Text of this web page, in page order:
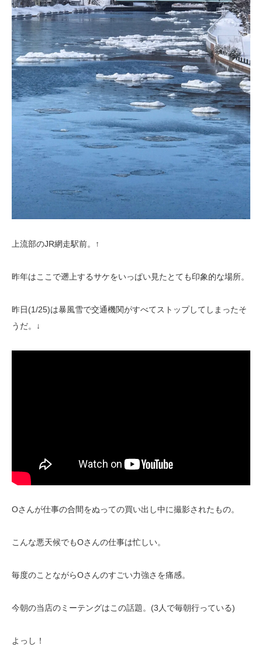
上流部のJR網走駅前。↑
昨年はここで遡上するサケをいっぱい見たとても印象的な場所。
昨日(1/25)は暴風雪で交通機関がすべてストップしてしまったそ
うだ。↓
Oさんが仕事の合間をぬっての買い出し中に撮影されたもの。
こんな悪天候でもOさんの仕事は忙しい。
毎度のことながらOさんのすごい力強さを痛感。
今朝の当店のミーテングはこの話題。(3人で毎朝行っている)
よっし！